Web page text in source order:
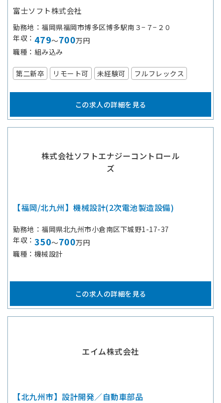
富士ソフト株式会社
勤務地
福岡県福岡市博多区博多駅南３−７−２０
年収
479～700万円
職種
組み込み
第二新卒 リモート可 未経験可 フルフレックス
この求人の詳細を見る
株式会社ソフトエナジーコントロール
ズ
【福岡/北九州】機械設計(2次電池製造設備)
勤務地
福岡県北九州市小倉南区下城野1-17-37
年収
350～700万円
職種
機械設計
この求人の詳細を見る
エイム株式会社
【北九州市】設計開発／自動車部品